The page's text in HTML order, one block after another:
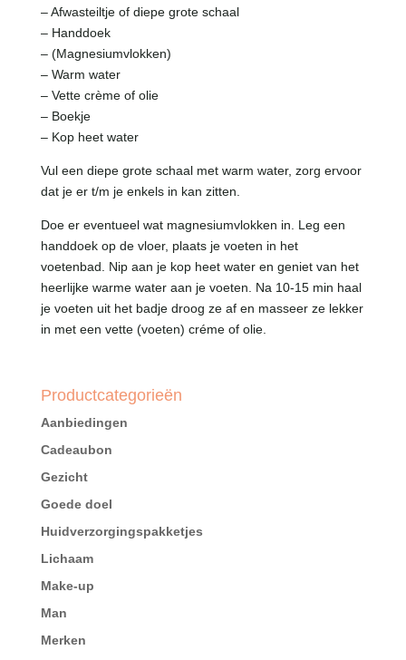
– Afwasteiltje of diepe grote schaal
– Handdoek
– (Magnesiumvlokken)
– Warm water
– Vette crème of olie
– Boekje
– Kop heet water
Vul een diepe grote schaal met warm water, zorg ervoor
dat je er t/m je enkels in kan zitten.
Doe er eventueel wat magnesiumvlokken in. Leg een
handdoek op de vloer, plaats je voeten in het
voetenbad. Nip aan je kop heet water en geniet van het
heerlijke warme water aan je voeten. Na 10-15 min haal
je voeten uit het badje droog ze af en masseer ze lekker
in met een vette (voeten) créme of olie.
Productcategorieën
Aanbiedingen
Cadeaubon
Gezicht
Goede doel
Huidverzorgingspakketjes
Lichaam
Make-up
Man
Merken